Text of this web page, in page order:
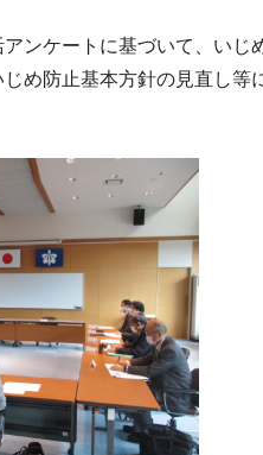
ンケートに基づいて、いじ
め防止基本方針の見直し等